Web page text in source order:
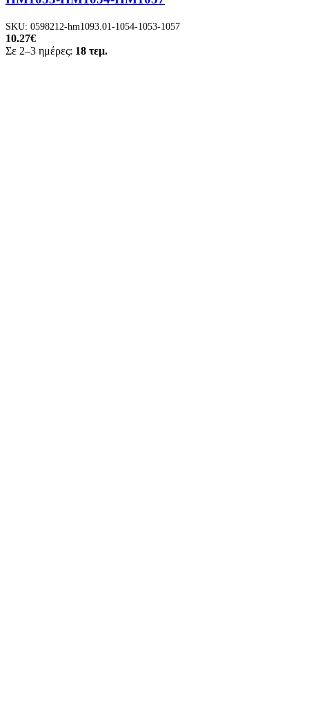
SKU: 0598212-hm1093.01-1054-1053-1057
10.27€
Σε 2–3 ημέρες: 18 τεμ.